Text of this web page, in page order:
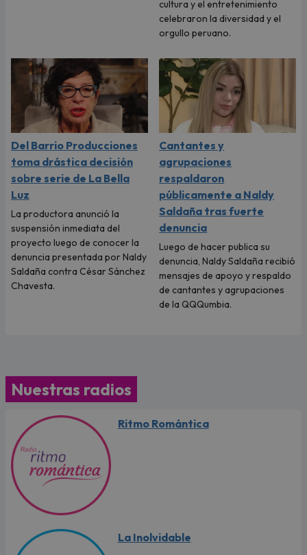
cultura y el entretenimiento
celebraron la diversidad y el
orgullo peruano.
Del Barrio Producciones
toma drástica decisión
sobre serie de La Bella
Luz
La productora anunció la
suspensión inmediata del
proyecto luego de conocer la
denuncia presentada por Naldy
Saldaña contra César Sánchez
Chavesta.
Cantantes y
agrupaciones
respaldaron
públicamente a Naldy
Saldaña tras fuerte
denuncia
Luego de hacer publica su
denuncia, Naldy Saldaña recibió
mensajes de apoyo y respaldo
de cantantes y agrupaciones
de la QQQumbia.
Nuestras radios
Ritmo Romántica
La Inolvidable